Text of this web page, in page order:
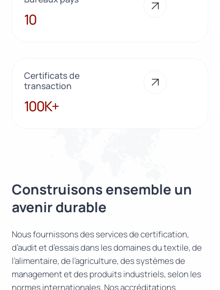
10
10
Certificats de
transaction
100K+
100K+
Construisons ensemble un
avenir durable
Nous fournissons des services de certification,
d’audit et d’essais dans les domaines du textile, de
l’alimentaire, de l’agriculture, des systèmes de
management et des produits industriels, selon les
normes internationales. Nos accréditations